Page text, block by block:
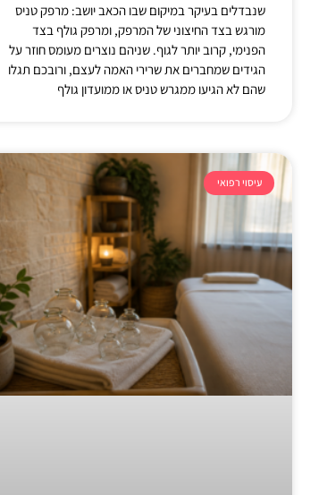
שנבדלים בעיקר במיקום שבו הכאב יושב: מרפק טניס
מורגש בצד החיצוני של המרפק, ומרפק גולף בצד
הפנימי, קרוב יותר לגוף. שניהם נוצרים מעומס חוזר על
הגידים שמחברים את שרירי האמה לעצם, ורובכם תגלו
שהם לא הגיעו ממגרש טניס או ממועדון גולף
עיסוי רפואי